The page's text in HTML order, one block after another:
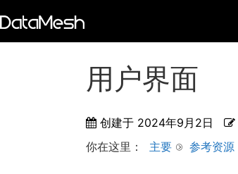
用户界面
创建于 2024年9月2日
你在这里：
主要 参考资源